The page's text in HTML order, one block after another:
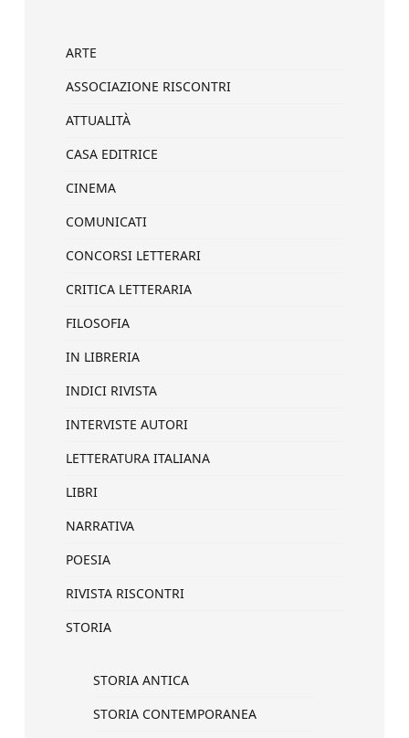
ARTE
ASSOCIAZIONE RISCONTRI
ATTUALITÀ
CASA EDITRICE
CINEMA
COMUNICATI
CONCORSI LETTERARI
CRITICA LETTERARIA
FILOSOFIA
IN LIBRERIA
INDICI RIVISTA
INTERVISTE AUTORI
LETTERATURA ITALIANA
LIBRI
NARRATIVA
POESIA
RIVISTA RISCONTRI
STORIA
STORIA ANTICA
STORIA CONTEMPORANEA